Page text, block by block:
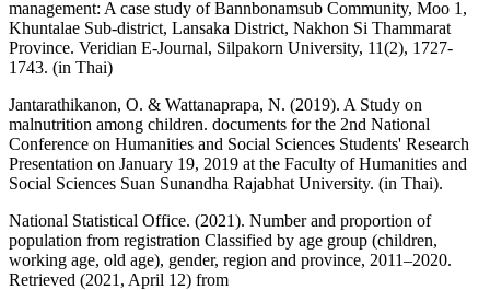
management: A case study of Bannbonamsub Community, Moo 1,
Khuntalae Sub-district, Lansaka District, Nakhon Si Thammarat
Province. Veridian E-Journal, Silpakorn University, 11(2), 1727-
1743. (in Thai)
Jantarathikanon, O. & Wattanaprapa, N. (2019). A Study on
malnutrition among children. documents for the 2nd National
Conference on Humanities and Social Sciences Students' Research
Presentation on January 19, 2019 at the Faculty of Humanities and
Social Sciences Suan Sunandha Rajabhat University. (in Thai).
National Statistical Office. (2021). Number and proportion of
population from registration Classified by age group (children,
working age, old age), gender, region and province, 2011–2020.
Retrieved (2021, April 12) from